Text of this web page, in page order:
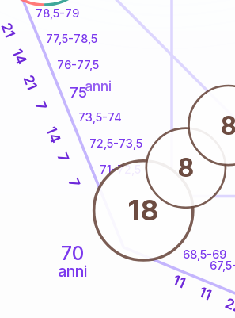
70
anni
68,5-69
71-72,5
72,5-73,5
73,5-74
76-77,5
77,5-78,5
78,5-79
11
11
7
7
14
7
21
14
21
18
8
8
75anni